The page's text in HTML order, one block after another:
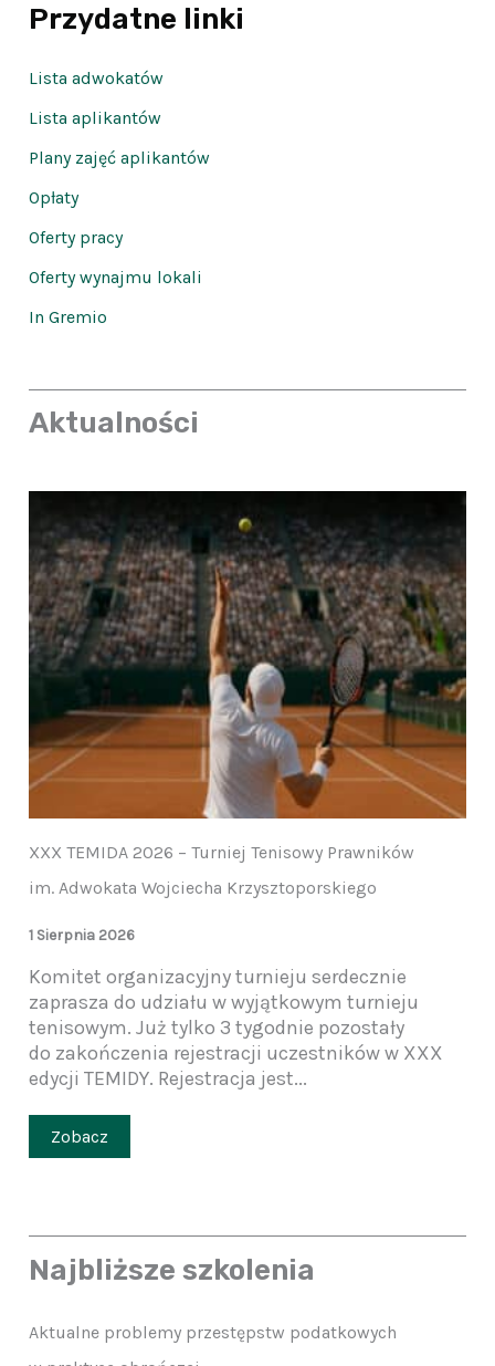
Przydatne linki
Lista adwokatów
Lista aplikantów
Plany zajęć aplikantów
Opłaty
Oferty pracy
Oferty wynajmu lokali
In Gremio
Aktualności
XXX TEMIDA 2026 – Turniej Tenisowy Prawników
im. Adwokata Wojciecha Krzysztoporskiego
1 Sierpnia 2026
Komitet organizacyjny turnieju serdecznie
zaprasza do udziału w wyjątkowym turnieju
tenisowym. Już tylko 3 tygodnie pozostały
do zakończenia rejestracji uczestników w XXX
edycji TEMIDY. Rejestracja jest...
Zobacz
Najbliższe szkolenia
Aktualne problemy przestępstw podatkowych